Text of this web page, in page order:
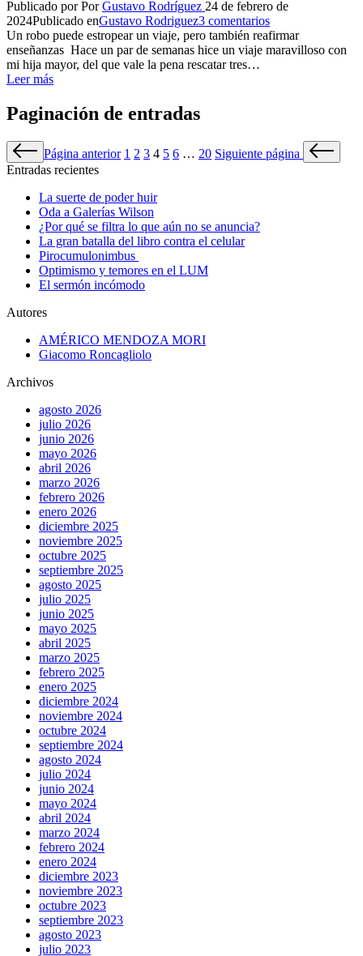
Publicado por PorGustavo Rodríguez 24 de febrero de
2024Publicado enGustavo Rodriguez3 comentarios
Un robo puede estropear un viaje, pero también reafirmar
enseñanzas Hace un par de semanas hice un viaje maravilloso con
mi hija mayor, del que vale la pena rescatar tres…
Leer más
Paginación de entradas
Página anterior 1 2 3 4 5 6 … 20 Siguiente página
Entradas recientes
La suerte de poder huir
Oda a Galerías Wilson
¿Por qué se filtra lo que aún no se anuncia?
La gran batalla del libro contra el celular
Pirocumulonimbus
Optimismo y temores en el LUM
El sermón incómodo
Autores
AMÉRICO MENDOZA MORI
Giacomo Roncagliolo
Archivos
agosto 2026
julio 2026
junio 2026
mayo 2026
abril 2026
marzo 2026
febrero 2026
enero 2026
diciembre 2025
noviembre 2025
octubre 2025
septiembre 2025
agosto 2025
julio 2025
junio 2025
mayo 2025
abril 2025
marzo 2025
febrero 2025
enero 2025
diciembre 2024
noviembre 2024
octubre 2024
septiembre 2024
agosto 2024
julio 2024
junio 2024
mayo 2024
abril 2024
marzo 2024
febrero 2024
enero 2024
diciembre 2023
noviembre 2023
octubre 2023
septiembre 2023
agosto 2023
julio 2023